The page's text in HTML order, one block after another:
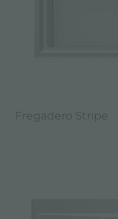
Fregadero Stripe